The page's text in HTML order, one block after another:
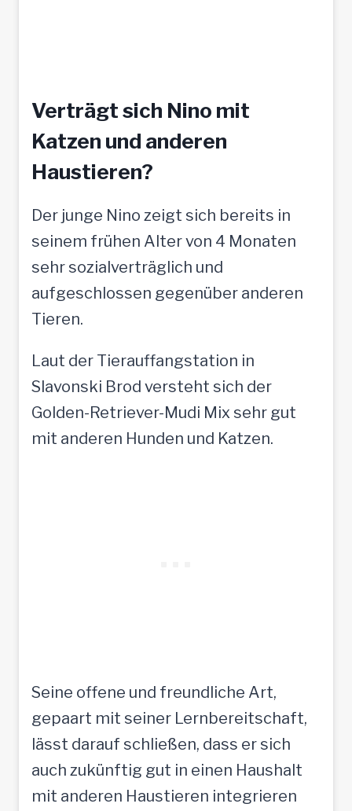
Verträgt sich Nino mit
Katzen und anderen
Haustieren?
Der junge Nino zeigt sich bereits in
seinem frühen Alter von 4 Monaten
sehr sozialverträglich und
aufgeschlossen gegenüber anderen
Tieren.
Laut der Tierauffangstation in
Slavonski Brod versteht sich der
Golden-Retriever-Mudi Mix sehr gut
mit anderen Hunden und Katzen.
Seine offene und freundliche Art,
gepaart mit seiner Lernbereitschaft,
lässt darauf schließen, dass er sich
auch zukünftig gut in einen Haushalt
mit anderen Haustieren integrieren